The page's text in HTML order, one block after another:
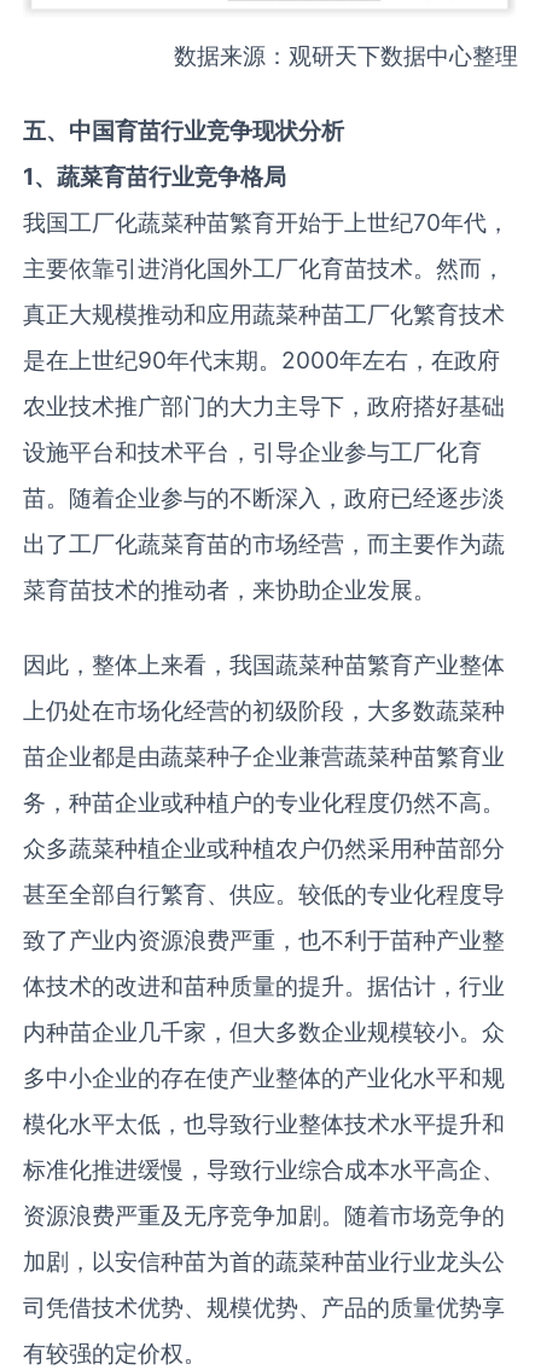
数据来源：观研天下数据中心整理
五、中国育苗行业竞争现状分析
1、蔬菜育苗行业竞争格局
我国工厂化蔬菜种苗繁育开始于上世纪70年代，
主要依靠引进消化国外工厂化育苗技术。然而，
真正大规模推动和应用蔬菜种苗工厂化繁育技术
是在上世纪90年代末期。2000年左右，在政府
农业技术推广部门的大力主导下，政府搭好基础
设施平台和技术平台，引导企业参与工厂化育
苗。随着企业参与的不断深入，政府已经逐步淡
出了工厂化蔬菜育苗的市场经营，而主要作为蔬
菜育苗技术的推动者，来协助企业发展。
因此，整体上来看，我国蔬菜种苗繁育产业整体
上仍处在市场化经营的初级阶段，大多数蔬菜种
苗企业都是由蔬菜种子企业兼营蔬菜种苗繁育业
务，种苗企业或种植户的专业化程度仍然不高。
众多蔬菜种植企业或种植农户仍然采用种苗部分
甚至全部自行繁育、供应。较低的专业化程度导
致了产业内资源浪费严重，也不利于苗种产业整
体技术的改进和苗种质量的提升。据估计，行业
内种苗企业几千家，但大多数企业规模较小。众
多中小企业的存在使产业整体的产业化水平和规
模化水平太低，也导致行业整体技术水平提升和
标准化推进缓慢，导致行业综合成本水平高企、
资源浪费严重及无序竞争加剧。随着市场竞争的
加剧，以安信种苗为首的蔬菜种苗业行业龙头公
司凭借技术优势、规模优势、产品的质量优势享
有较强的定价权。